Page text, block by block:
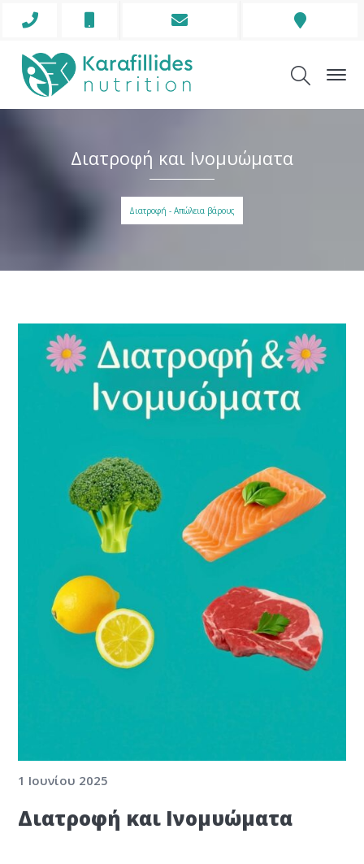
Phone
Envelope
Address
Διατροφή και Ινομυώματα
Διατροφή - Απώλεια βάρους
1 Ιουνίου 2025
Διατροφή και Ινομυώματα